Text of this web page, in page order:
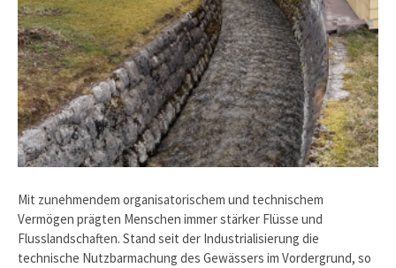
Mit zunehmendem organisatorischem und technischem
Vermögen prägten Menschen immer stärker Flüsse und
Flusslandschaften. Stand seit der Industrialisierung die
technische Nutzbarmachung des Gewässers im Vordergrund, so